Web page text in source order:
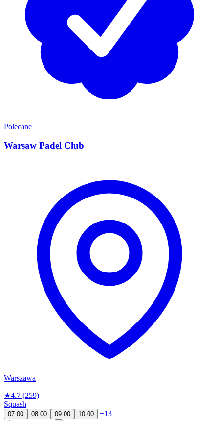
Polecane
Warsaw Padel Club
Warszawa
★4.7 (259)
Squash
07:00 08:00 09:00 10:00
+13